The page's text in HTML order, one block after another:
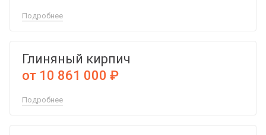
Подробнее
Глиняный кирпич
от 10 861 000 ₽
Подробнее